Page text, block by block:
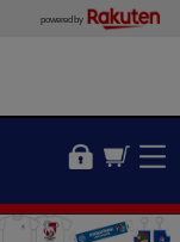
powered by